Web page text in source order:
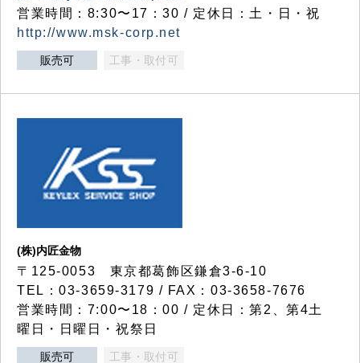
営業時間：8:30〜17：30 / 定休日：土・日・祝
http://www.msk-corp.net
販売可 工事・取付可
(株)内匠金物
〒125-0053 東京都葛飾区鎌倉3-6-10
TEL：03-3659-3179 / FAX：03-3658-7676
営業時間：7:00〜18：00 / 定休日：第2、第4土
曜日・日曜日・祝祭日
販売可 工事・取付可